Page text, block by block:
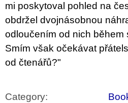
mi poskytoval pohled na
obdržel dvojnásobnou
odloučením od nich během
Smím však očekávat
od čtenářů?"
Category: